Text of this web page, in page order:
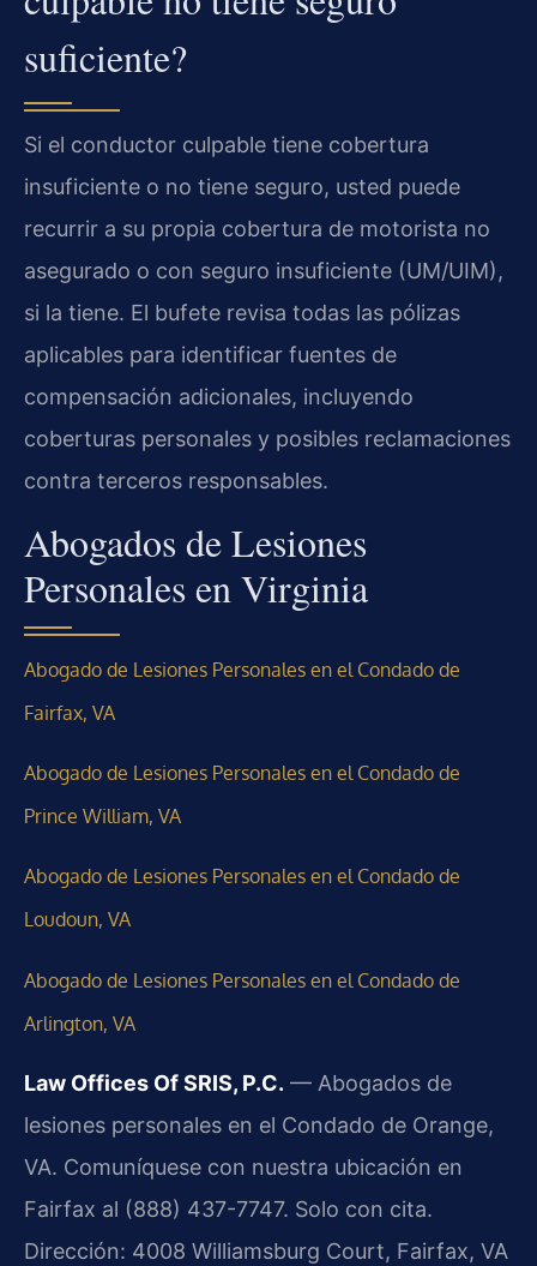
suficiente?
Si el conductor culpable tiene cobertura
insuficiente o no tiene seguro, usted puede
recurrir a su propia cobertura de motorista no
asegurado o con seguro insuficiente (UM/UIM),
si la tiene. El bufete revisa todas las pólizas
aplicables para identificar fuentes de
compensación adicionales, incluyendo
coberturas personales y posibles reclamaciones
contra terceros responsables.
Abogados de Lesiones
Personales en Virginia
Abogado de Lesiones Personales en el Condado de
Fairfax, VA
Abogado de Lesiones Personales en el Condado de
Prince William, VA
Abogado de Lesiones Personales en el Condado de
Loudoun, VA
Abogado de Lesiones Personales en el Condado de
Arlington, VA
Law Offices Of SRIS, P.C. — Abogados de
lesiones personales en el Condado de Orange,
VA. Comuníquese con nuestra ubicación en
Fairfax al (888) 437-7747. Solo con cita.
Dirección: 4008 Williamsburg Court, Fairfax, VA